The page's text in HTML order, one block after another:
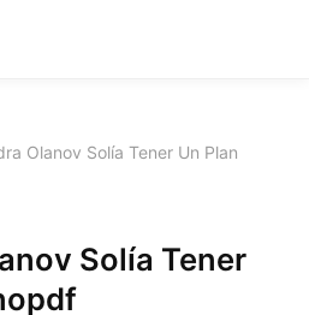
Olanov Solía Tener Un Plan
Solía Tener